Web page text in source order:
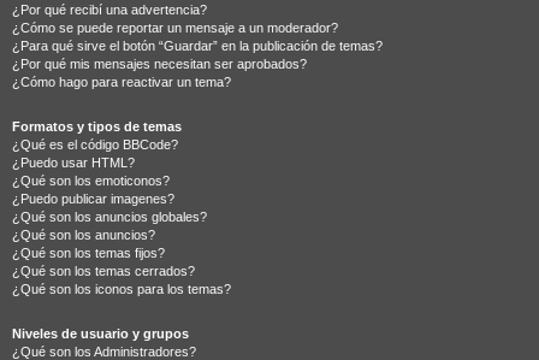
¿Por qué recibí una advertencia?
¿Cómo se puede reportar un mensaje a un moderador?
¿Para qué sirve el botón “Guardar” en la publicación de temas?
¿Por qué mis mensajes necesitan ser aprobados?
¿Cómo hago para reactivar un tema?
Formatos y tipos de temas
¿Qué es el código BBCode?
¿Puedo usar HTML?
¿Qué son los emoticonos?
¿Puedo publicar imagenes?
¿Qué son los anuncios globales?
¿Qué son los anuncios?
¿Qué son los temas fijos?
¿Qué son los temas cerrados?
¿Qué son los iconos para los temas?
Niveles de usuario y grupos
¿Qué son los Administradores?